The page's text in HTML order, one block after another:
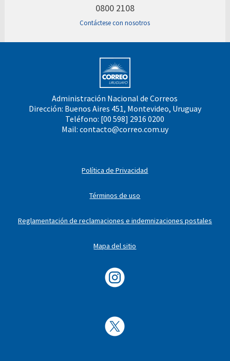
0800 2108
Contáctese con nosotros
Administración Nacional de Correos
Dirección: Buenos Aires 451, Montevideo, Uruguay
Teléfono: [00 598] 2916 0200
Mail: contacto@correo.com.uy
Política de Privacidad
Términos de uso
Reglamentación de reclamaciones e indemnizaciones postales
Mapa del sitio